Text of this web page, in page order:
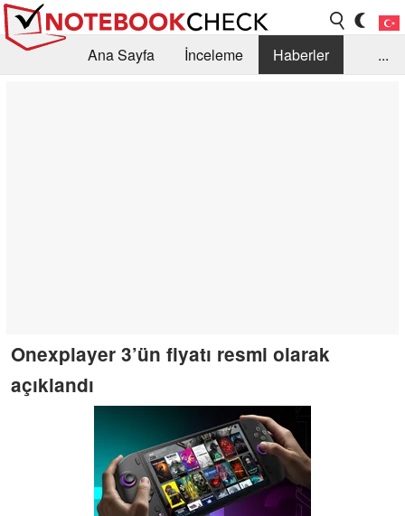
Ana Sayfa İnceleme
Haberler
...
Onexplayer 3’ün fiyatı resmi olarak
açıklandı